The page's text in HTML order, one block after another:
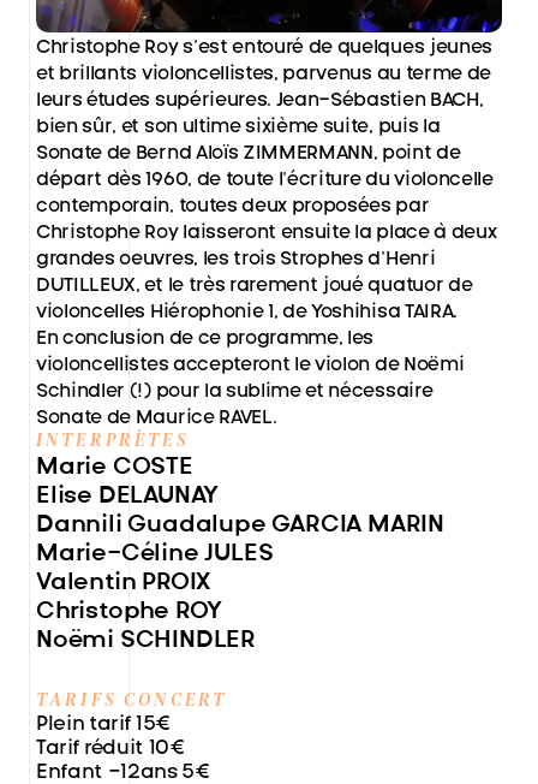
INTERPRÈTES
Marie COSTE
Elise DELAUNAY
Dannili Guadalupe GARCIA MARIN
Marie-Céline JULES
Valentin PROIX
Christophe ROY
Noëmi SCHINDLER
TARIFS CONCERT
Plein tarif 15€
Tarif réduit 10€
Enfant -12ans 5€
Christophe Roy s’est entouré de quelques jeunes
et brillants violoncellistes, parvenus au terme de
leurs études supérieures. Jean-Sébastien BACH,
bien sûr, et son ultime sixième suite, puis la
Sonate de Bernd Aloïs ZIMMERMANN, point de
départ dès 1960, de toute l’écriture du violoncelle
contemporain, toutes deux proposées par
Christophe Roy laisseront ensuite la place à deux
grandes oeuvres, les trois Strophes d’Henri
DUTILLEUX, et le très rarement joué quatuor de
violoncelles Hiérophonie 1, de Yoshihisa TAIRA.
En conclusion de ce programme, les
violoncellistes accepteront le violon de Noëmi
Schindler (!) pour la sublime et nécessaire
Sonate de Maurice RAVEL.